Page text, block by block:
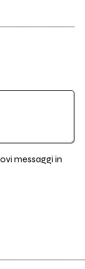
messaggi in